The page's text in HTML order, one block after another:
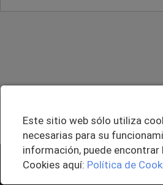
+ Agregar al
Este sitio web sólo utiliza
necesarias para su
información, puede encontrar
Cookies aquí: Política de